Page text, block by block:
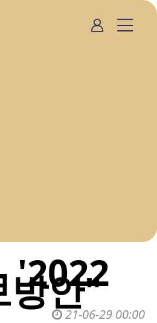
'2022
방안"21-06-29 00:00